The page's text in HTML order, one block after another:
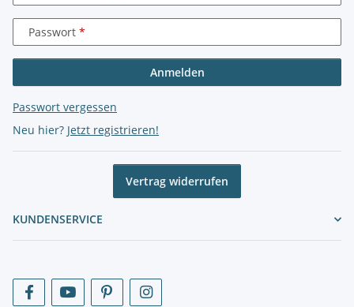
Passwort
Anmelden
Passwort vergessen
Neu hier? Jetzt registrieren!
Vertrag widerrufen
KUNDENSERVICE